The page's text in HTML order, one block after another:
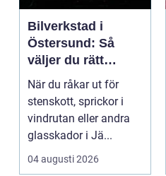
Bilverkstad i
Östersund: Så
väljer du rätt
verkstad för
glasskador
När du råkar ut för
stenskott, sprickor i
vindrutan eller andra
glasskador i Jä...
04 augusti 2026